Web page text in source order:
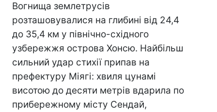
Вогнища землетрусів
розташовувалися на глибині від 24,4
до 35,4 км у північно-східного
узбережжя острова Хонсю. Найбільш
сильний удар стихії припав на
префектуру Міягі: хвиля цунамі
висотою до десяти метрів вдарила по
прибережному місту Сендай,